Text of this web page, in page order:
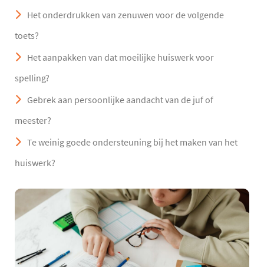
Het onderdrukken van zenuwen voor de volgende
toets?
Het aanpakken van dat moeilijke huiswerk voor
spelling?
Gebrek aan persoonlijke aandacht van de juf of
meester?
Te weinig goede ondersteuning bij het maken van het
huiswerk?